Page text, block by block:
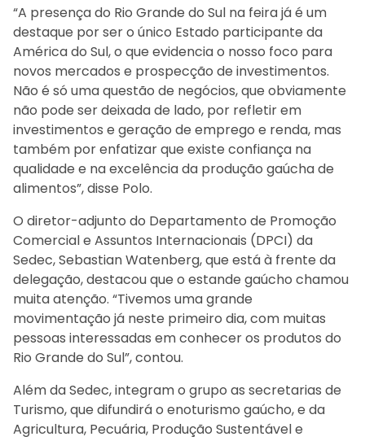
“A presença do Rio Grande do Sul na feira já é um
destaque por ser o único Estado participante da
América do Sul, o que evidencia o nosso foco para
novos mercados e prospecção de investimentos.
Não é só uma questão de negócios, que obviamente
não pode ser deixada de lado, por refletir em
investimentos e geração de emprego e renda, mas
também por enfatizar que existe confiança na
qualidade e na excelência da produção gaúcha de
alimentos”, disse Polo.
O diretor-adjunto do Departamento de Promoção
Comercial e Assuntos Internacionais (DPCI) da
Sedec, Sebastian Watenberg, que está à frente da
delegação, destacou que o estande gaúcho chamou
muita atenção. “Tivemos uma grande
movimentação já neste primeiro dia, com muitas
pessoas interessadas em conhecer os produtos do
Rio Grande do Sul”, contou.
Além da Sedec, integram o grupo as secretarias de
Turismo, que difundirá o enoturismo gaúcho, e da
Agricultura, Pecuária, Produção Sustentável e